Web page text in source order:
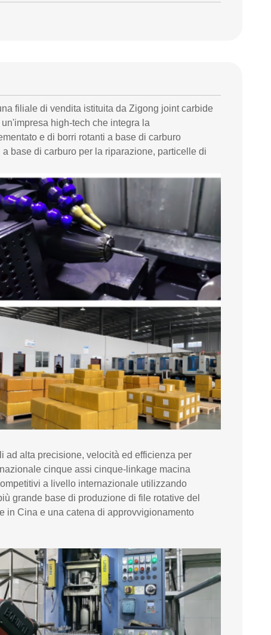
filiale di vendita istituita da Zigong joint carbide
high-tech che integra la
e di borri rotanti a base di carburo
base di carburo per la riparazione, particelle di
ad alta precisione, velocità ed efficienza per
cinque assi cinque-linkage macina
a livello internazionale utilizzando
grande base di produzione di file rotative del
in Cina e una catena di approvvigionamento